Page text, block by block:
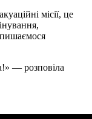
місії, це
— розповіла